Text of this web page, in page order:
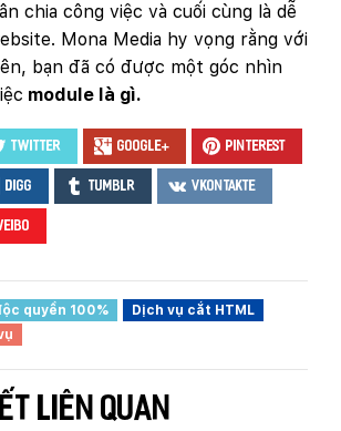
chia công việc và cuối cùng là dễ
Mona Media hy vọng rằng với
bạn đã có được một góc nhìn
module là gì.
Twitter Google+ Pinterest
Digg Tumblr VKontakte
quyền 100%
Dịch vụ cắt HTML
LIÊN QUAN